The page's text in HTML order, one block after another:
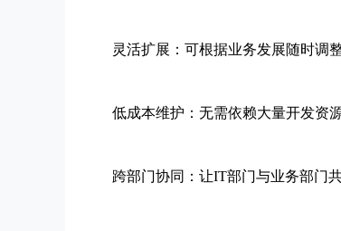
灵活扩展：可根据业务发展随时调
低成本维护：无需依赖大量开发资源
跨部门协同：让IT部门与业务部门共